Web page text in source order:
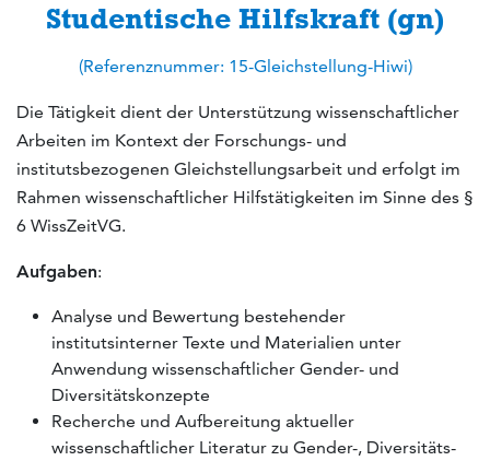
Studentische Hilfskraft (gn)
(Referenznummer: 15-Gleichstellung-Hiwi)
Die Tätigkeit dient der Unterstützung wissenschaftlicher
Arbeiten im Kontext der Forschungs- und
institutsbezogenen Gleichstellungsarbeit und erfolgt im
Rahmen wissenschaftlicher Hilfstätigkeiten im Sinne des §
6 WissZeitVG.
Aufgaben:
Analyse und Bewertung bestehender
institutsinterner Texte und Materialien unter
Anwendung wissenschaftlicher Gender- und
Diversitätskonzepte
Recherche und Aufbereitung aktueller
wissenschaftlicher Literatur zu Gender-, Diversitäts-